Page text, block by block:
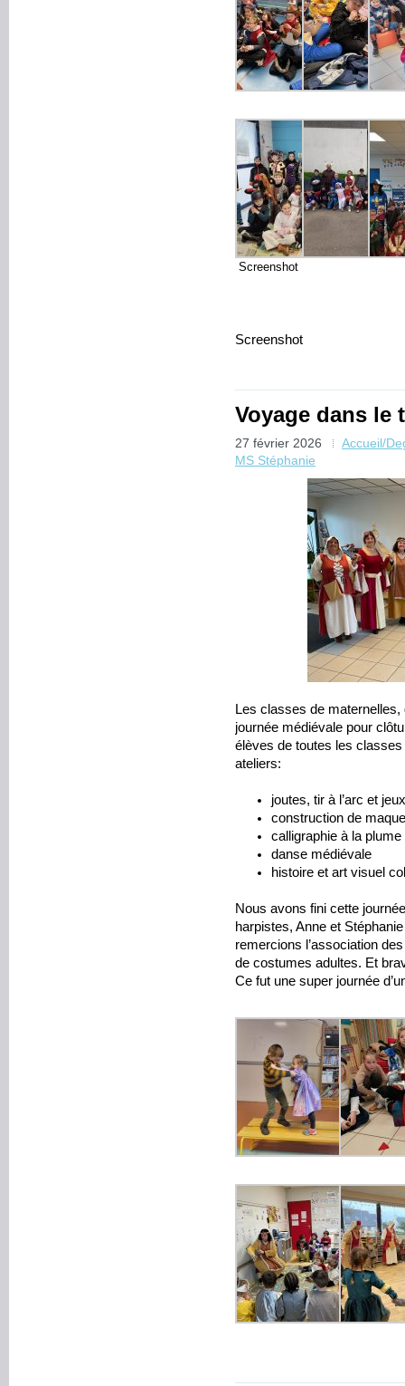
Screenshot
Screenshot
Voyage dans le
27 février 2026
Accueil/
MS Stéphanie
Les classes de
journée médiévale pour
élèves de toutes les
ateliers:
joutes, tir à l’arc et
construction de
calligraphie à la plume
danse médiévale
histoire et art visuel
Nous avons fini cette
harpistes, Anne et
remercions l’association
de costumes adultes. Et
Ce fut une super journée